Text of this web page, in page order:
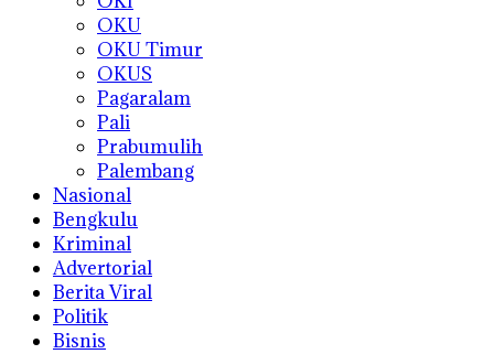
OKU
OKU Timur
OKUS
Pagaralam
Pali
Prabumulih
Palembang
Nasional
Bengkulu
Kriminal
Advertorial
Berita Viral
Politik
Bisnis